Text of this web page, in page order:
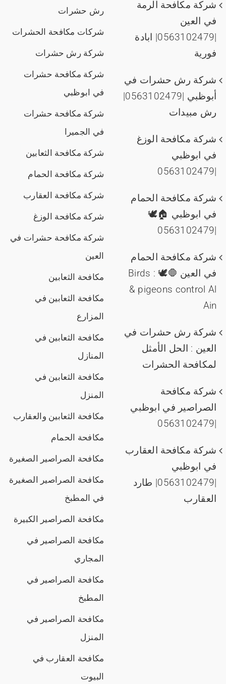
شركة مكافحة الرمة
في العين
|0563102479| ابادة
فورية
شركة رش حشرات في
أبوظبي |0563102479|
رش مبيدات
شركة مكافحة الوزغ
في ابوظبي
|0563102479
شركة مكافحة الحمام
في ابوظبي 🏠🕊️
|0563102479
شركة مكافحة الحمام
في العين 🛑🕊️ : Birds
& pigeons control Al
Ain
شركة رش حشرات في
العين : الحل الأمثل
لمكافحة الحشرات
شركة مكافحة
الصراصير في ابوظبي
|0563102479
شركة مكافحة العقارب
في ابوظبي
|0563102479| طارد
العقارب
رش حشرات
شركات مكافحة الحشرات
شركة رش حشرات
شركة مكافحة حشرات
في ابوظبي
شركة مكافحة حشرات
في الجميرا
شركة مكافحة الثعابين
شركة مكافحة الحمام
شركة مكافحة العقارب
شركة مكافحة الوزغ
شركة مكافحة حشرات في
العين
مكافحة الثعابين
مكافحة الثعابين في
المزارع
مكافحة الثعابين في
المنازل
مكافحة الثعابين في
المنزل
مكافحة الثعابين والعقارب
مكافحة الحمام
مكافحة الصراصير الصغيرة
مكافحة الصراصير الصغيرة
في المطبخ
مكافحة الصراصير الكبيرة
مكافحة الصراصير في
المجاري
مكافحة الصراصير في
المطبخ
مكافحة الصراصير في
المنزل
مكافحة العقارب في
البيوت